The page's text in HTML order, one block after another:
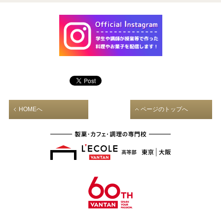
HOMEへ ページのトップへ